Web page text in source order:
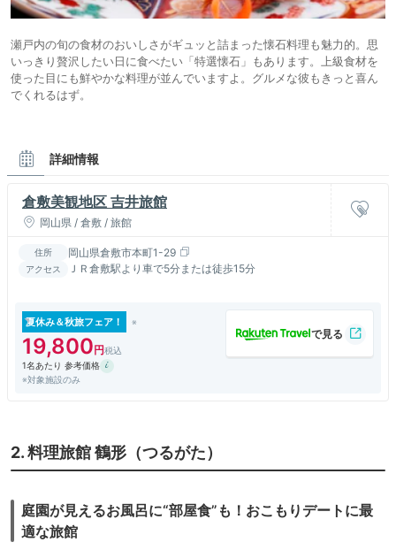
瀬戸内の旬の食材のおいしさがギュッと詰まった懐石料理も魅力的。思
いっきり贅沢したい日に食べたい「特選懐石」もあります。上級食材を
使った目にも鮮やかな料理が並んでいますよ。グルメな彼もきっと喜ん
でくれるはず。
詳細情報
倉敷美観地区 吉井旅館
岡山県 / 倉敷 / 旅館
住所 岡山県倉敷市本町1-29
アクセス ＪＲ倉敷駅より車で5分または徒歩15分
夏休み＆秋旅フェア！
19,800
1名あたり 参考価格
※対象施設のみ
2. 料理旅館 鶴形（つるがた）
庭園が見えるお風呂に“部屋食”も！おこもりデートに最
適な旅館